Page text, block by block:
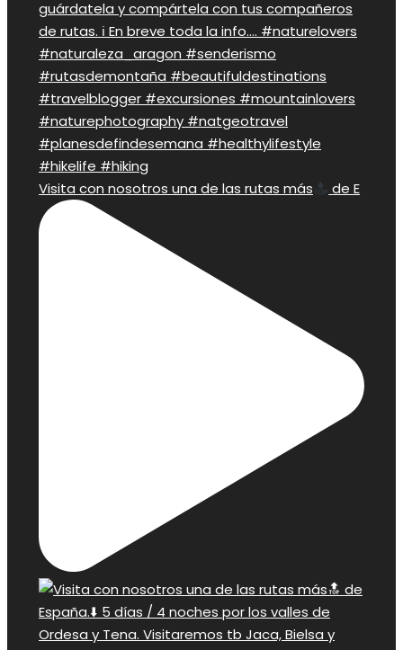
Visita con nosotros una de las rutas más de E